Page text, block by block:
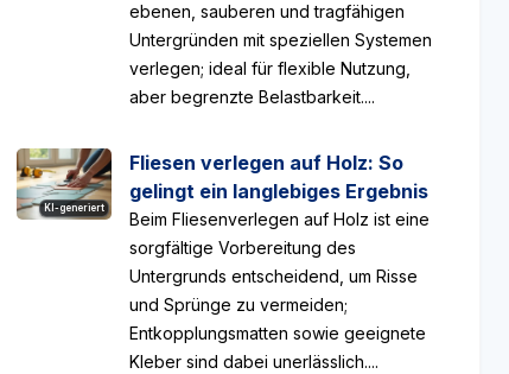
ebenen, sauberen und tragfähigen
Untergründen mit speziellen Systemen
verlegen; ideal für flexible Nutzung,
aber begrenzte Belastbarkeit....
KI-generiert
Fliesen verlegen auf Holz: So
gelingt ein langlebiges Ergebnis
Beim Fliesenverlegen auf Holz ist eine
sorgfältige Vorbereitung des
Untergrunds entscheidend, um Risse
und Sprünge zu vermeiden;
Entkopplungsmatten sowie geeignete
Kleber sind dabei unerlässlich....